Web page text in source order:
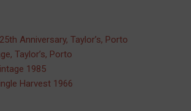
Anniversary, Taylor’s, Porto
Taylor’s, Porto
1985
Harvest 1966